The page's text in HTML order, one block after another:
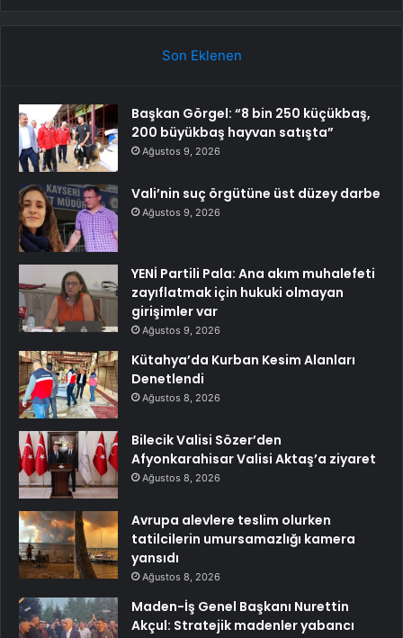
Son Eklenen
Başkan Görgel: “8 bin 250 küçükbaş,
200 büyükbaş hayvan satışta”
Ağustos 9, 2026
Vali’nin suç örgütüne üst düzey darbe
Ağustos 9, 2026
YENİ Partili Pala: Ana akım muhalefeti
zayıflatmak için hukuki olmayan
girişimler var
Ağustos 9, 2026
Kütahya’da Kurban Kesim Alanları
Denetlendi
Ağustos 8, 2026
Bilecik Valisi Sözer’den
Afyonkarahisar Valisi Aktaş’a ziyaret
Ağustos 8, 2026
Avrupa alevlere teslim olurken
tatilcilerin umursamazlığı kamera
yansıdı
Ağustos 8, 2026
Maden-İş Genel Başkanı Nurettin
Akçul: Stratejik madenler yabancı